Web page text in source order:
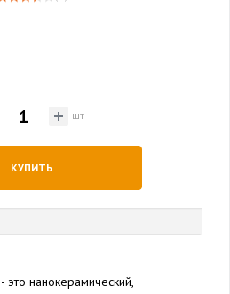
шт
КУПИТЬ
- это нанокерамический,